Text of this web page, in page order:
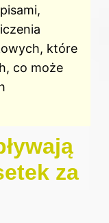
które
co może
za